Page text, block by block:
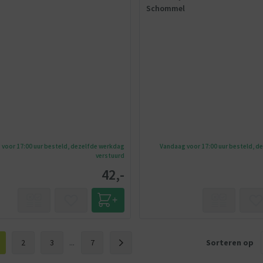
voor 17:00 uur besteld, dezelfde werkdag
verstuurd
42,-
Schommel
Vandaag voor 17:00 uur besteld,
2 3 ... 7 Sorteren op